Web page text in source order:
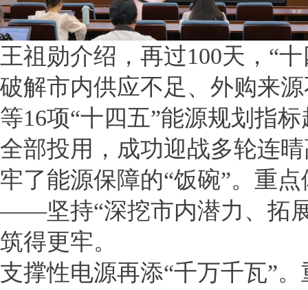
王祖勋介绍，再过100天，“
破解市内供应不足、外购来
等16项“十四五”能源规划指
全部投用，成功迎战多轮连
牢了能源保障的“饭碗”。重
——坚持“深挖市内潜力、拓
筑得更牢。
支撑性电源再添“千万千瓦”